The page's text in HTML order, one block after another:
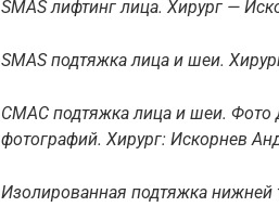
SMAS лифтинг лица. Хирург —
SMAS подтяжка лица и шеи.
СМАС подтяжка лица и шеи. Фото
фотографий. Хирург: Искорнев
Изолированная подтяжка нижней